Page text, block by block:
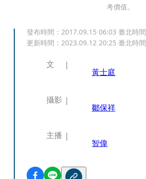
考價值。
發布時間： 2017.09.15 06:03 臺北時間
更新時間： 2023.09.12 20:25 臺北時間
文
黃士庭
攝影
鄒保祥
主播
智偉